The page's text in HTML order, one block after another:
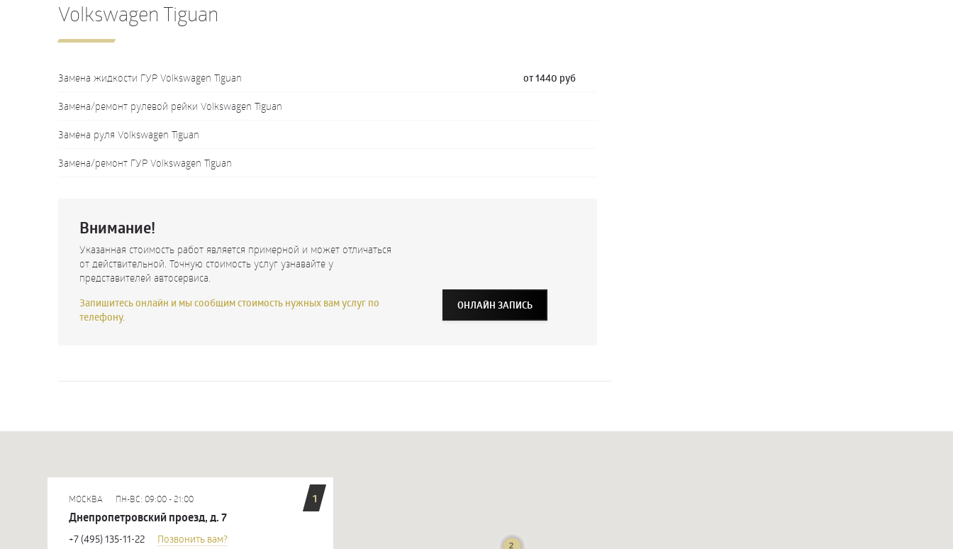
Volkswagen Tiguan
Замена жидкости ГУР Volkswagen Tiguan от 1440 руб
Замена/ремонт рулевой рейки Volkswagen Tiguan
Замена руля Volkswagen Tiguan
Замена/ремонт ГУР Volkswagen Tiguan
Внимание!
Указанная стоимость работ является примерной и может отличаться
от действительной. Точную стоимость услуг узнавайте у
представителей автосервиса.
Запишитесь онлайн и мы сообщим стоимость нужных вам услуг по
телефону.
ОНЛАЙН ЗАПИСЬ
1
МОСКВА ПН-ВС: 09:00 - 21:00
Днепропетровский проезд, д. 7
+7 (495) 135-11-22
Позвонить вам?